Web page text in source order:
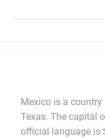
Mexico is a country
Texas. The capital
official language is